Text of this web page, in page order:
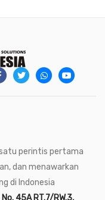
perintis pertama
dan menawarkan
di Indonesia
45A RT.7/RW.3,